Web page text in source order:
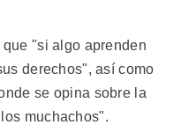
"si algo aprenden
derechos", así como
se opina sobre la
muchachos".